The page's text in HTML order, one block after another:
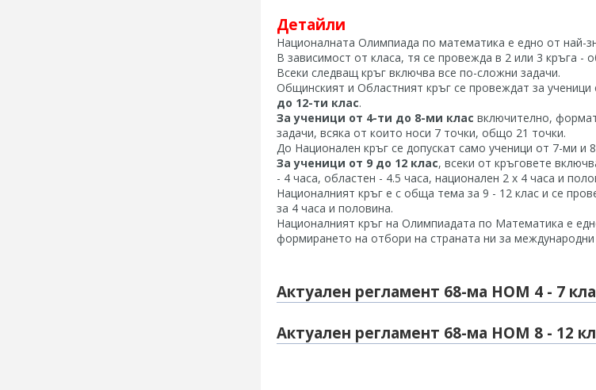
Детайли
Националната Олимпиада по математика е едно от най-
В зависимост от класа, тя се провежда в 2 или 3 кръга -
Всеки следващ кръг включва все по-сложни задачи.
Общинският и Областният кръг се провеждат за ученици
до 12-ти клас.
За ученици от 4-ти до 8-ми клас включително,
задачи, всяка от които носи 7 точки, общо 21 точки.
До Национален кръг се допускат само ученици от 7-ми и
За ученици от 9 до 12 клас, всеки от кръговете
- 4 часа, областен - 4.5 часа, национален 2 х 4 часа и
Националният кръг е с обща тема за 9 - 12 клас и се
за 4 часа и половина.
Националният кръг на Олимпиадата по Математика е
формирането на отбори на страната ни за международни
Актуален регламент 68-ма НОМ 4 - 7
Актуален регламент 68-ма НОМ 8 - 12